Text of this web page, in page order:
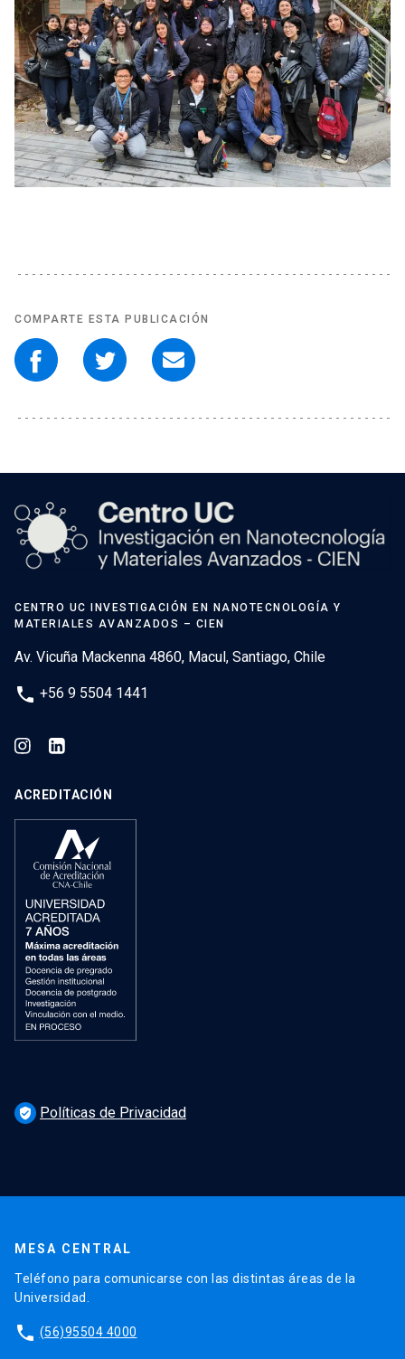
COMPARTE ESTA PUBLICACIÓN
CENTRO UC INVESTIGACIÓN EN NANOTECNOLOGÍA Y
MATERIALES AVANZADOS – CIEN
Av. Vicuña Mackenna 4860, Macul, Santiago, Chile
phone +56 9 5504 1441
ACREDITACIÓN
verified_user Políticas de Privacidad
MESA CENTRAL
Teléfono para comunicarse con las distintas áreas de la
Universidad.
phone (56)95504 4000